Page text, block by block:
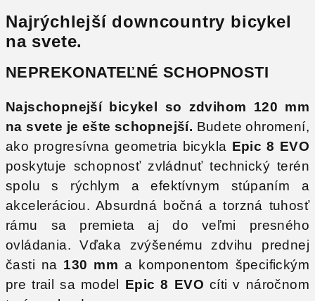
Najrýchlejší downcountry bicykel
na svete.
NEPREKONATEĽNÉ SCHOPNOSTI
Najschopnejší bicykel so zdvihom 120 mm
na svete je ešte schopnejší. Budete ohromení,
ako progresívna geometria bicykla Epic 8 EVO
poskytuje schopnosť zvládnuť technický terén
spolu s rýchlym a efektívnym stúpaním a
akceleráciou. Absurdná bočná a torzná tuhosť
rámu sa premieta aj do veľmi presného
ovládania. Vďaka zvýšenému zdvihu prednej
časti na 130 mm a komponentom špecifickým
pre trail sa model Epic 8 EVO cíti v náročnom